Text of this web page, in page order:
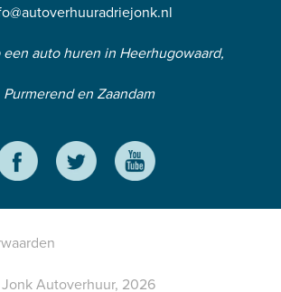
auto huren in Heerhugowaard,
Purmerend en Zaandam
Autoverhuur, 2026